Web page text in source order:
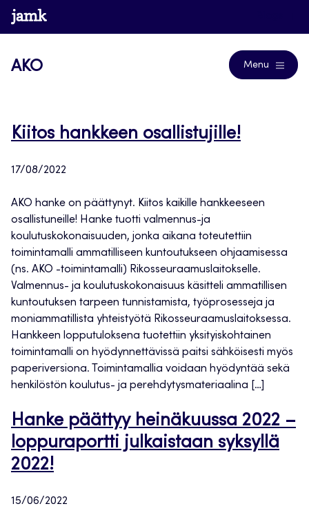
Siirry
suoraan
www.jamk.fi
AKO Menu
Kiitos hankkeen osallistujille!
17/08/2022
AKO hanke on päättynyt. Kiitos kaikille hankkeeseen
osallistuneille! Hanke tuotti valmennus-ja
koulutuskokonaisuuden, jonka aikana toteutettiin
toimintamalli ammatilliseen kuntoutukseen ohjaamisessa
(ns. AKO -toimintamalli) Rikosseuraamuslaitokselle.
Valmennus- ja koulutuskokonaisuus käsitteli ammatillisen
kuntoutuksen tarpeen tunnistamista, työprosesseja ja
moniammatillista yhteistyötä Rikosseuraamuslaitoksessa.
Hankkeen lopputuloksena tuotettiin yksityiskohtainen
toimintamalli on hyödynnettävissä paitsi sähköisesti myös
paperiversiona. Toimintamallia voidaan hyödyntää sekä
henkilöstön koulutus- ja perehdytysmateriaalina […]
Hanke päättyy heinäkuussa 2022 –
loppuraportti julkaistaan syksyllä
2022!
15/06/2022